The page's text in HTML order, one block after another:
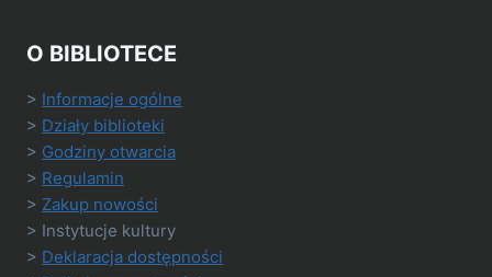
O BIBLIOTECE
> Informacje ogólne
> Działy biblioteki
> Godziny otwarcia
> Regulamin
> Zakup nowości
> Instytucje kultury
> Deklaracja dostępności